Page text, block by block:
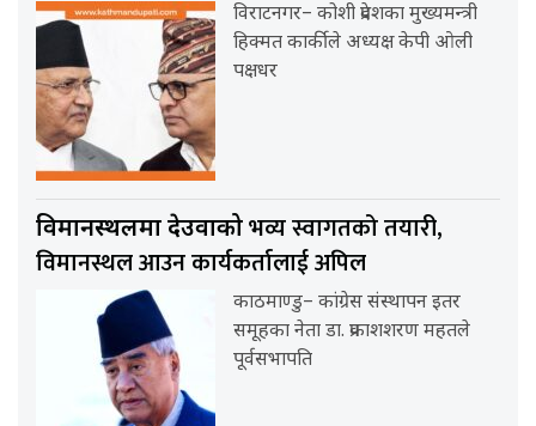
विराटनगर– कोशी प्रदेशका मुख्यमन्त्री
हिक्मत कार्कीले अध्यक्ष केपी ओली
पक्षधर
विमानस्थलमा देउवाकोभव्य स्वागतको तयारी,
विमानस्थल आउन कार्यकर्तालाई अपिल
काठमाण्डु– कांग्रेस संस्थापन इतर
समूहका नेता डा. प्रकाशशरण महतले
पूर्वसभापति